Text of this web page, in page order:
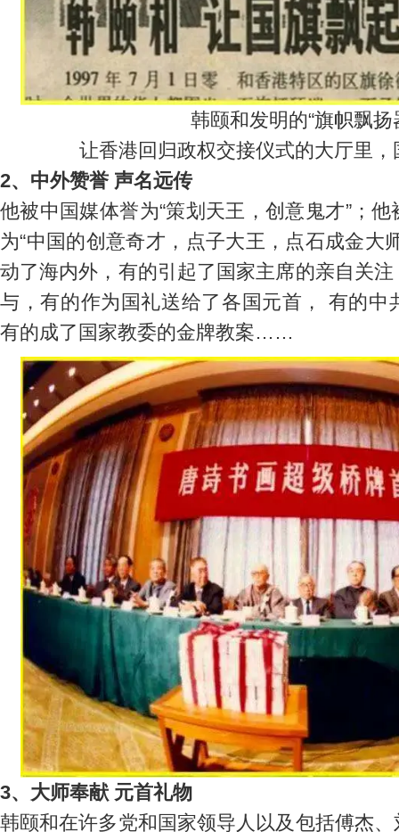
韩颐和发明的“旗帜飘扬
让香港回归政权交接仪式的大厅里
2、中外赞誉 声名远传
他被中国媒体誉为“策划天王，创意鬼才”；
为“中国的创意奇才，点子大王，点石成金大
动了海内外，有的引起了国家主席的亲自关
与，有的作为国礼送给了各国元首， 有的中
有的成了国家教委的金牌教案……
3、大师奉献 元首礼物
韩颐和在许多党和国家领导人以及包括傅杰